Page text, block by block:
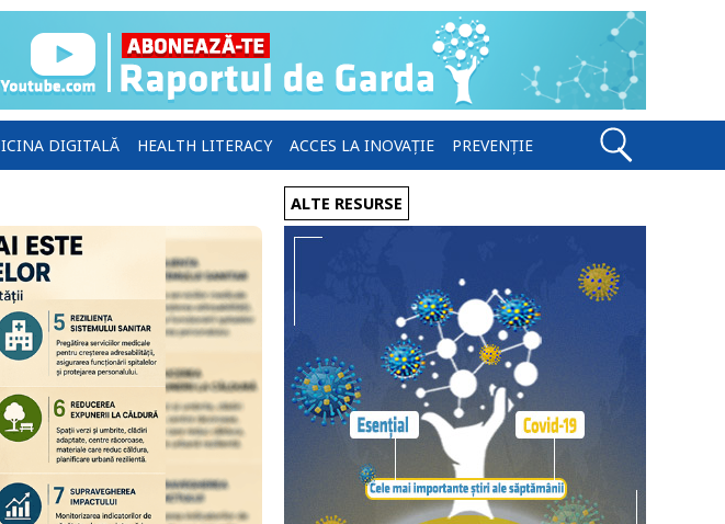
DIGITALĂ HEALTH LITERACY ACCES LA INOVAȚIE PREVENȚIE
ALTE RESURSE